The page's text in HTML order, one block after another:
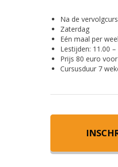
Na de
Zaterdag
Eén maal per
Lestijden: 11.00
Prijs 80 euro
Cursusduur 7